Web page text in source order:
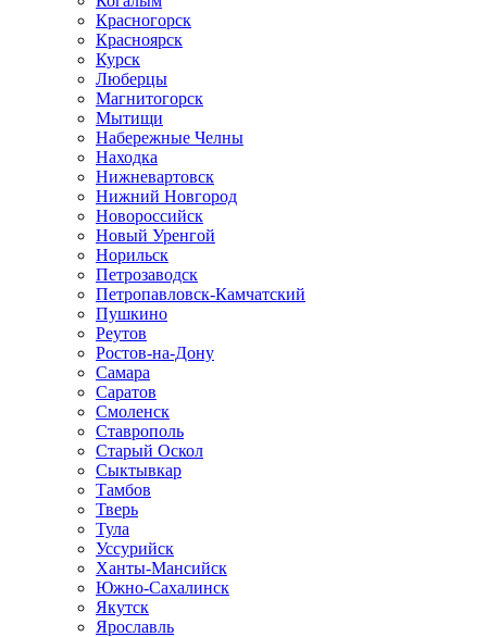
Красногорск
Красноярск
Курск
Люберцы
Магнитогорск
Мытищи
Набережные Челны
Находка
Нижневартовск
Нижний Новгород
Новороссийск
Новый Уренгой
Норильск
Петрозаводск
Петропавловск-Камчатский
Пушкино
Реутов
Ростов-на-Дону
Самара
Саратов
Смоленск
Ставрополь
Старый Оскол
Сыктывкар
Тамбов
Тверь
Тула
Уссурийск
Ханты-Мансийск
Южно-Сахалинск
Якутск
Ярославль